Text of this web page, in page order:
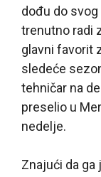
dođu do
trenutno radi
glavni favorit
sledeće
tehničar na
preselio u
nedelje.
Znajući da ga